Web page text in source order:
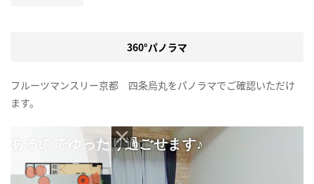
360°パノラマ
フルーツマンスリー京都 四条烏丸をパノラマでご確認いただけ
ます。